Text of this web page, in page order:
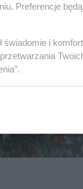
Preferencje
świadomie i